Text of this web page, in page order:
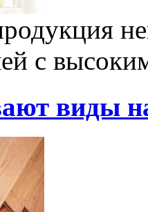
с
виды